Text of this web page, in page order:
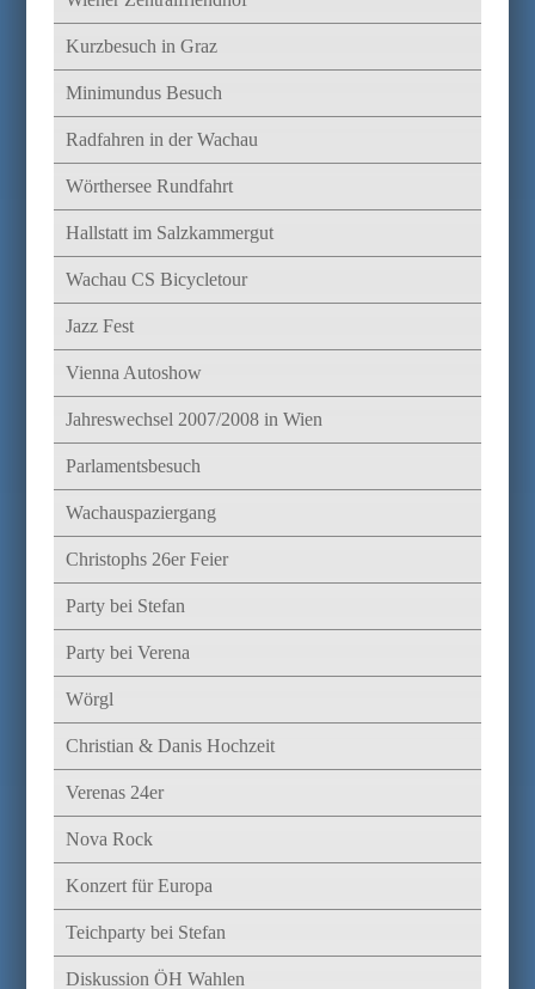
Kurzbesuch in Graz
Minimundus Besuch
Radfahren in der Wachau
Wörthersee Rundfahrt
Hallstatt im Salzkammergut
Wachau CS Bicycletour
Jazz Fest
Vienna Autoshow
Jahreswechsel 2007/2008 in Wien
Parlamentsbesuch
Wachauspaziergang
Christophs 26er Feier
Party bei Stefan
Party bei Verena
Wörgl
Christian & Danis Hochzeit
Verenas 24er
Nova Rock
Konzert für Europa
Teichparty bei Stefan
Diskussion ÖH Wahlen